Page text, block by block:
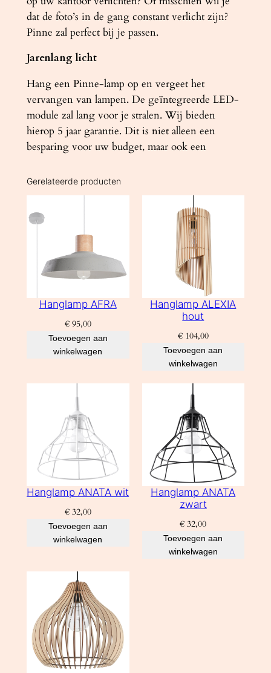
dat de foto’s in de gang constant verlicht zijn?
Pinne zal perfect bij je passen.
Jarenlang licht
Hang een Pinne-lamp op en vergeet het
vervangen van lampen. De geïntegreerde LED-
module zal lang voor je stralen. Wij bieden
hierop 5 jaar garantie. Dit is niet alleen een
besparing voor uw budget, maar ook een
Gerelateerde producten
Hanglamp AFRA
€95,00
Toevoegen aan
winkelwagen
Hanglamp ALEXIA
hout
€104,00
Toevoegen aan
winkelwagen
Hanglamp ANATA wit
€32,00
Toevoegen aan
winkelwagen
Hanglamp ANATA
zwart
€ 32,00
Toevoegen aan
winkelwagen